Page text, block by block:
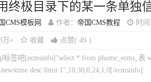
终极目录下的某一条单独
CMS模板网 作者： 帝国CMS教程 时
万+ 收藏 点赞( 49 )
标签吧[ecmsinfo]"select * from phome_ecms_表
desc limit 1",10,30,0,24,1,0[/ecmsinfo]